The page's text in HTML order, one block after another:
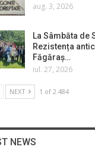
aug. 3, 2026
La Sâmbăta de
Rezistența
Făgăraș…
iul. 27, 2026
NEXT 1 of 2.484
NEWS